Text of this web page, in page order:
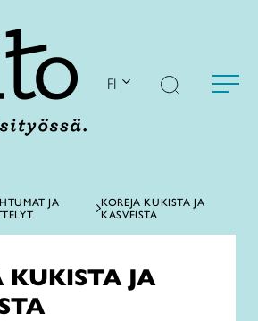
FI
JA
KOREJA KUKISTA JA
KASVEISTA
KUKISTA JA